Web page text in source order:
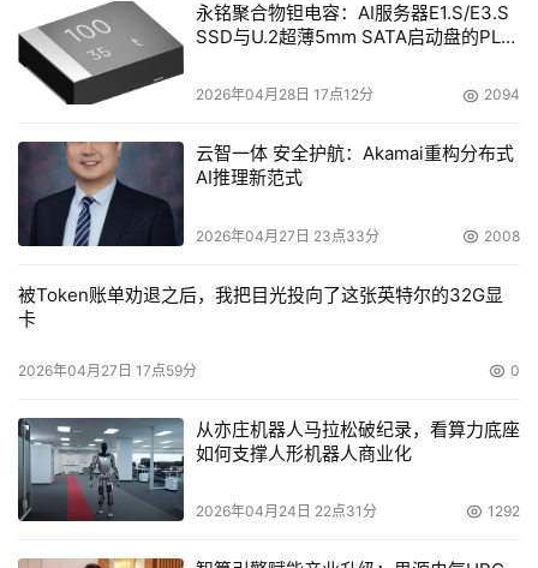
永铭聚合物钽电容：AI服务器E1.S/E3.S
SSD与U.2超薄5mm SATA启动盘的PLP
2026年04月28日 17点12分 2094
云智一体 安全护航：Akamai重构分布式
AI推理新范式
2026年04月27日 23点33分 2008
被Token账单劝退之后，我把目光投向了这张英特尔的32G显
卡
2026年04月27日 17点59分 0
从亦庄机器人马拉松破纪录，看算力底座
如何支撑人形机器人商业化
2026年04月24日 22点31分 1292